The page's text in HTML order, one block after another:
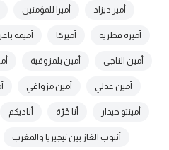
أمير ديزاد أميرا للمؤمنين
أميرة قطرية أميركا أميمة
أمين الناجي أمين بلمزوقية
أمين عدلي أمين مزواغي
أمينتو حيدار أنا حُرّة أناديكم
أنبوب الغاز بين نيجيريا والمغرب